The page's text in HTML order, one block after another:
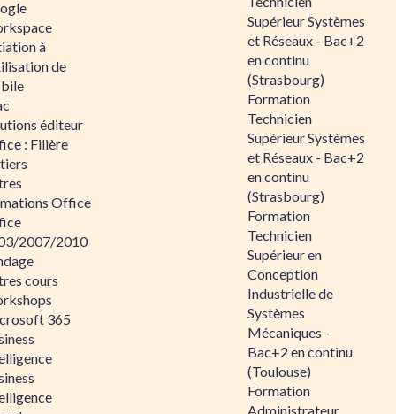
à
de
éditeur
: Filière
Office
2007/2010
cours
365
Supérieur Systèmes
et Réseaux - Bac+2
en continu
(Strasbourg)
Formation
Technicien
Supérieur Systèmes
et Réseaux - Bac+2
en continu
(Strasbourg)
Formation
Technicien
Supérieur en
Conception
Industrielle de
Systèmes
Mécaniques -
Bac+2 en continu
(Toulouse)
Formation
Administrateur